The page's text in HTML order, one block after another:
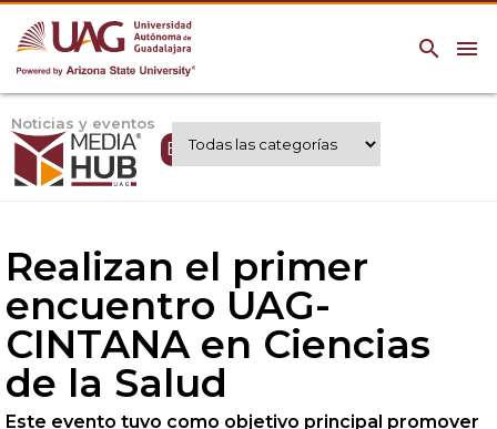
menu
search
Noticias y eventos
Expertos UAG
Realizan el primer
encuentro UAG-
CINTANA en Ciencias
de la Salud
Este evento tuvo como objetivo principal promover